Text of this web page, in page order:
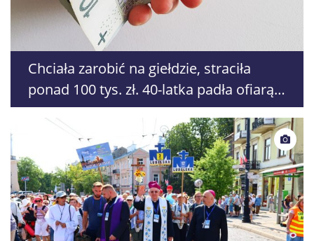
Chciała zarobić na giełdzie, straciła
ponad 100 tys. zł. 40-latka padła ofiarą
oszustów